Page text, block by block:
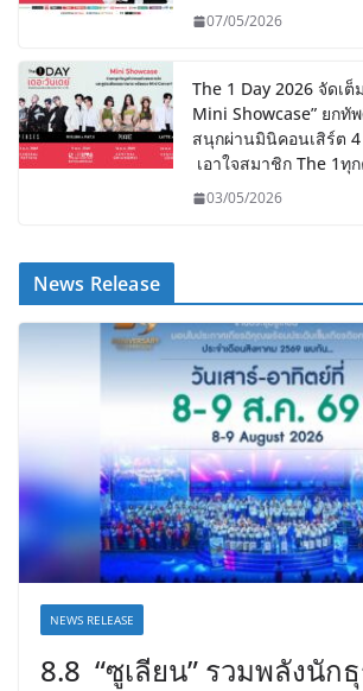
07/05/2026
The 1 Day 2026 จัดเต็
Mini Showcase” ยก
สนุกผ่านมินิคอนเสิร์ต
เอาใจสมาชิก The 1ทุ
03/05/2026
News Release
NEWS RELEASE
8.8 “ซูเลียน” รวมพลังนัก